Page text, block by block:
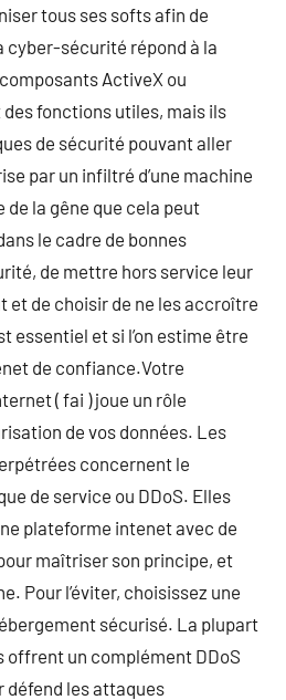
tous ses softs afin de
cyber-sécurité répond à la
ActiveX ou
fonctions utiles, mais ils
de sécurité pouvant aller
par un infiltré d’une machine
la gêne que cela peut
le cadre de bonnes
de mettre hors service leur
de choisir de ne les accroître
essentiel et si l’on estime être
de confiance.Votre
( fai ) joue un rôle
de vos données. Les
concernent le
de service ou DDoS. Elles
plateforme intenet avec de
maîtriser son principe, et
Pour l’éviter, choisissez une
sécurisé. La plupart
offrent un complément DDoS
défend les attaques